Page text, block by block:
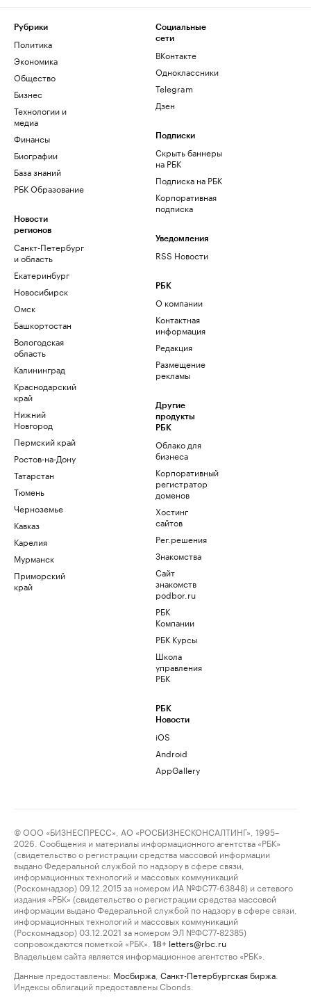
Рубрики
Политика
Экономика
Общество
Бизнес
Технологии и
медиа
Финансы
Биографии
База знаний
РБК Образование
Новости
регионов
Санкт-Петербург
и область
Екатеринбург
Новосибирск
Омск
Башкортостан
Вологодская
область
Калининград
Краснодарский
край
Нижний
Новгород
Пермский край
Ростов-на-Дону
Татарстан
Тюмень
Черноземье
Кавказ
Карелия
Мурманск
Приморский
край
Социальные
сети
ВКонтакте
Одноклассники
Telegram
Дзен
Подписки
Скрыть баннеры
на РБК
Подписка на РБК
Корпоративная
подписка
Уведомления
RSS Новости
РБК
О компании
Контактная
информация
Редакция
Размещение
рекламы
Другие
продукты
РБК
Облако для
бизнеса
Корпоративный
регистратор
доменов
Хостинг
сайтов
Рег.решения
Знакомства
Сайт
знакомств
podbor.ru
РБК
Компании
РБК Курсы
Школа
управления
РБК
РБК
Новости
iOS
Android
AppGallery
© ООО «БИЗНЕСПРЕСС», АО «РОСБИЗНЕСКОНСАЛТИНГ», 1995–
2026. Сообщения и материалы информационного агентства «РБК»
(свидетельство о регистрации средства массовой информации
выдано Федеральной службой по надзору в сфере связи,
информационных технологий и массовых коммуникаций
(Роскомнадзор) 09.12.2015 за номером ИА №ФС77-63848) и сетевого
издания «РБК» (свидетельство о регистрации средства массовой
информации выдано Федеральной службой по надзору в сфере связи,
информационных технологий и массовых коммуникаций
(Роскомнадзор) 03.12.2021 за номером ЭЛ №ФС77-82385)
сопровождаются пометкой «РБК».
18+ letters@rbc.ru
Владельцем сайта является информационное агентство «РБК».
Данные предоставлены: Мосбиржа Санкт-Петербургская биржа
Индексы облигаций предоставлены Cbonds.